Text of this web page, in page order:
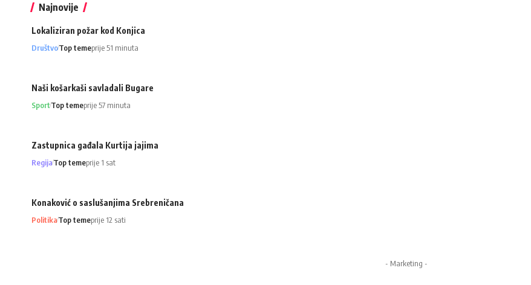
Najnovije
Lokaliziran požar kod Konjica
DruštvoTop temeprije 51 minuta
Naši košarkaši savladali Bugare
SportTop temeprije 57 minuta
Zastupnica gađala Kurtija jajima
RegijaTop temeprije 1 sat
Konaković o saslušanjima Srebreničana
PolitikaTop temeprije 12 sati
- Marketing -